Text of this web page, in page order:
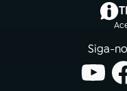
Siga-